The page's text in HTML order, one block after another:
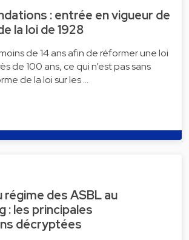
: entrée en vigueur de
la loi de 1928
de 14 ans afin de réformer une loi
de 100 ans, ce qui n’est pas sans
de la loi sur les …
des ASBL au
: les principales
décryptées